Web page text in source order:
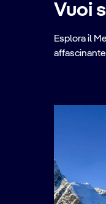
Vuoi
Esplora il